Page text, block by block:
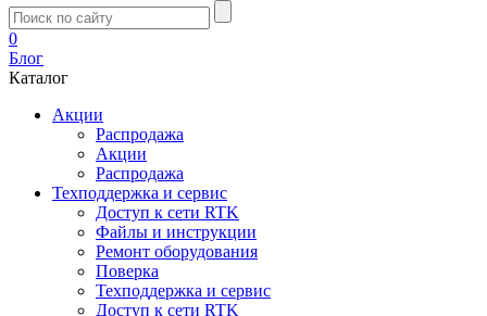
0
Блог
Каталог
Акции
Распродажа
Акции
Распродажа
Техподдержка и сервис
Доступ к сети RTK
Файлы и инструкции
Ремонт оборудования
Поверка
Техподдержка и сервис
Доступ к сети RTK